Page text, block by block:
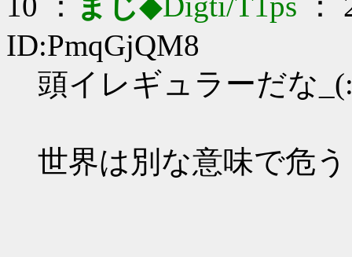
ID:PmqGjQM8
頭イレギュラーだな
世界は別な意味で危